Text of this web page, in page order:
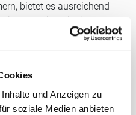
und Anzeigen zu
soziale Medien anbieten
bietet es ausreichend
Küche ist mit einem
und lädt zu
der zu jeder Jahreszeit
den perfekten Blick in
finden Sie zudem